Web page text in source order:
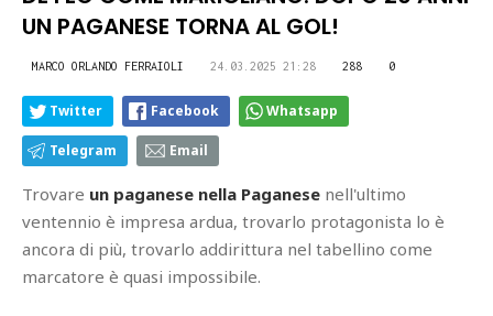
UN PAGANESE TORNA AL GOL!
MARCO ORLANDO FERRAIOLI 24.03.2025 21:28 288 0
Twitter Facebook Whatsapp
Telegram Email
Trovare un paganese nella Paganese nell'ultimo
ventennio è impresa ardua, trovarlo protagonista lo è
ancora di più, trovarlo addirittura nel tabellino come
marcatore è quasi impossibile.